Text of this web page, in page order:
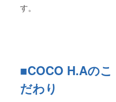
す。
■COCO H.Aのこ
だわり